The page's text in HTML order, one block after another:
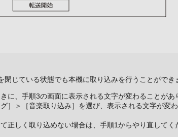
じている状態でも本機に取り込みを行うことができ
に、手順3の画面に表示される文字が変わることが
］＞［音楽取り込み］を選び、表示される文字が変
正しく取り込めない場合は、手順1からやり直してく